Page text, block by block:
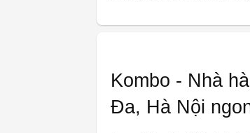
Kombo - Nhà
Đa, Hà Nội